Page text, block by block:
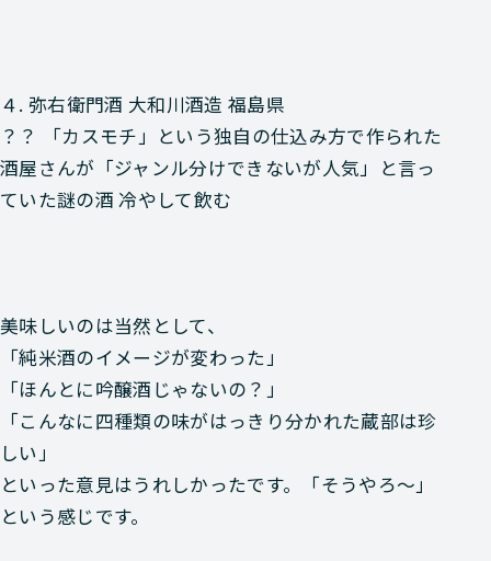
４. 弥右衛門酒 大和川酒造 福島県
？？ 「カスモチ」という独自の仕込み方で作られた
酒屋さんが「ジャンル分けできないが人気」と言っ
ていた謎の酒 冷やして飲む
美味しいのは当然として、
「純米酒のイメージが変わった」
「ほんとに吟醸酒じゃないの？」
「こんなに四種類の味がはっきり分かれた蔵部は珍
しい」
といった意見はうれしかったです。「そうやろ～」
という感じです。